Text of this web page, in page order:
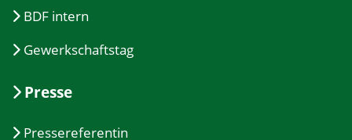
BDF intern
Gewerkschaftstag
Presse
Pressereferentin